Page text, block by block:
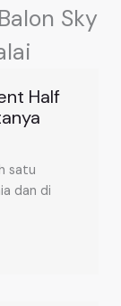
Sky
Half
satu
dan di